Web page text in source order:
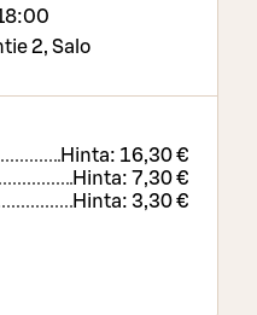
2, Salo
Hinta: 16,30 €
Hinta: 7,30 €
Hinta: 3,30 €